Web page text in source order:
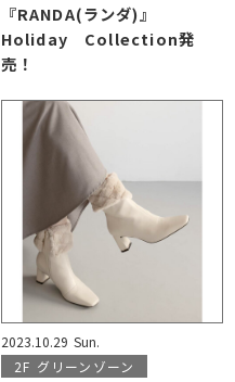
『RANDA(ランダ)』
Holiday Collection発
売！
2023.10.29 Sun.
2F グリーンゾーン